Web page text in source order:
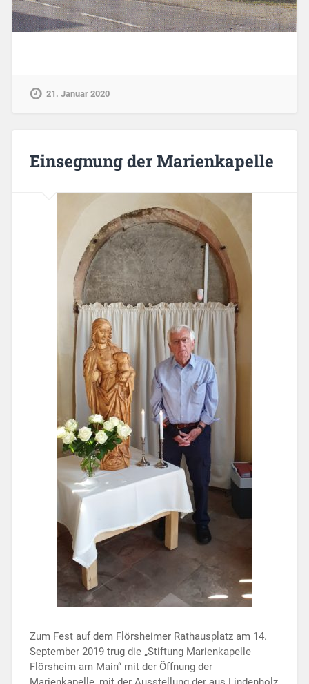
21. Januar 2020
Einsegnung der Marienkapelle
Zum Fest auf dem Flörsheimer Rathausplatz am 14.
September 2019 trug die „Stiftung Marienkapelle
Flörsheim am Main“ mit der Öffnung der